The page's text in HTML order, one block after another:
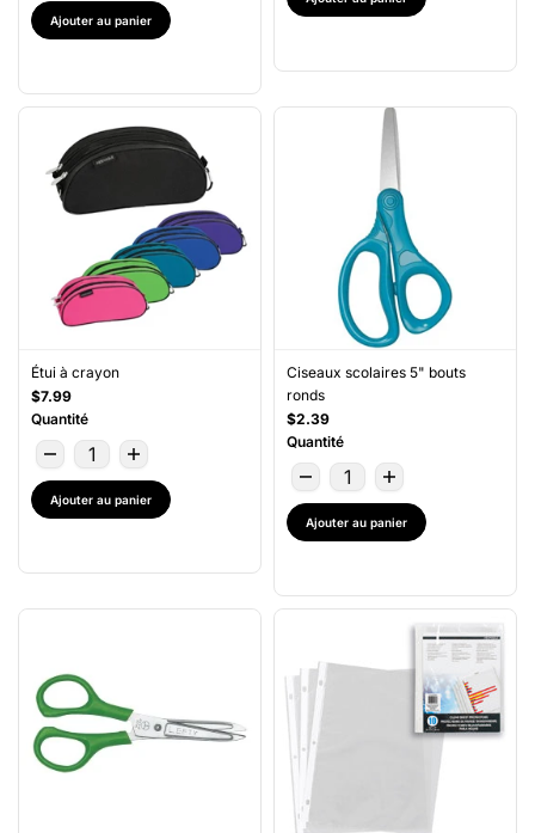
Ajouter au panier
Étui à crayon
$7.99
Quantité
Ajouter au panier
Ciseaux scolaires 5" bouts
ronds
$2.39
Quantité
Ajouter au panier